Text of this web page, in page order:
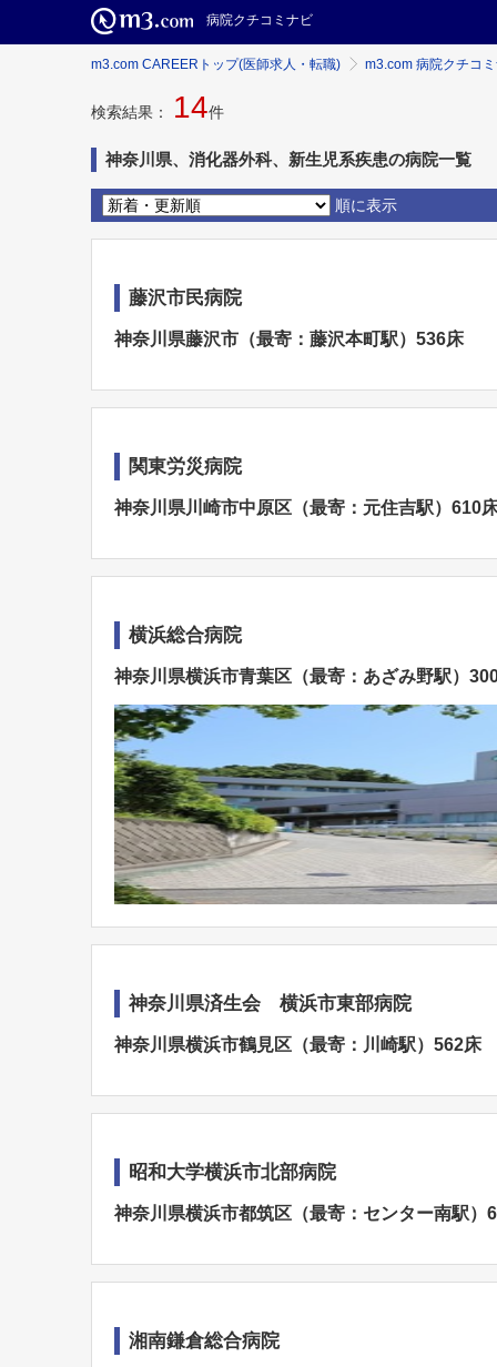
病院クチコミナビ
m3.com CAREERトップ(医師求人・転職) m3.com 病院クチコ
検索結果： 14件
神奈川県、消化器外科、新生児系疾患の病院一覧
順に表示
藤沢市民病院
神奈川県藤沢市（最寄：藤沢本町駅）536床
関東労災病院
神奈川県川崎市中原区（最寄：元住吉駅）610
横浜総合病院
神奈川県横浜市青葉区（最寄：あざみ野駅）
神奈川県済生会 横浜市東部病院
神奈川県横浜市鶴見区（最寄：川崎駅）562床
昭和大学横浜市北部病院
神奈川県横浜市都筑区（最寄：センター南駅）
湘南鎌倉総合病院